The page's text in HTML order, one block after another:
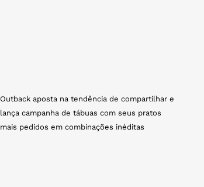
Outback aposta na tendência de compartilhar e
lança campanha de tábuas com seus pratos
mais pedidos em combinações inéditas